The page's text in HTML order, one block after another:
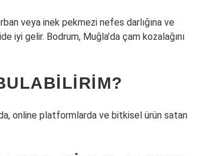
veya inek pekmezi nefes darlığına ve
iyi gelir. Bodrum, Muğla’da çam kozalağını
online platformlarda ve bitkisel ürün satan